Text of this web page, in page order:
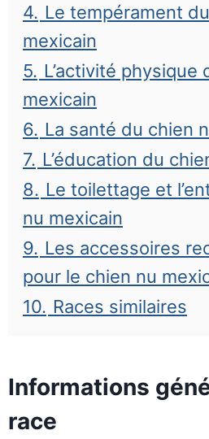
4. Le tempérament
mexicain
5. L’activité physique
mexicain
6. La santé du chien
7. L’éducation du
8. Le toilettage et
nu mexicain
9. Les accessoires
pour le chien nu
10. Races similaires
Informations
race